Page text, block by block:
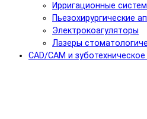
Ирригационные
Пьезохирургические
Электрокоагуляторы
Лазеры
CAD/CAM и